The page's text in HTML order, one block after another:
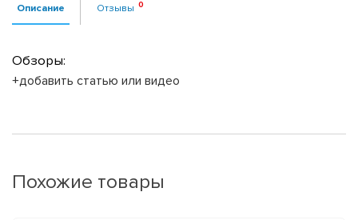
Описание Отзывы
Обзоры:
+добавить статью или видео
Похожие товары